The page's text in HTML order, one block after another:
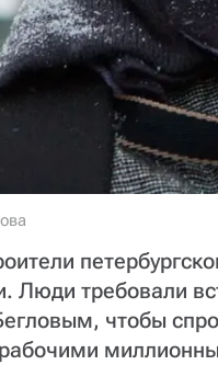
Люди требовали
чтобы